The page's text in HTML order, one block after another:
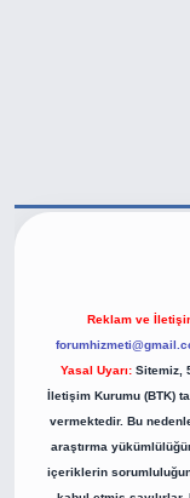
Reklam ve
Yasal Uyarı: Sitemiz,
İletişim Kurumu (BTK)
vermektedir. Bu
araştırma
içeriklerin